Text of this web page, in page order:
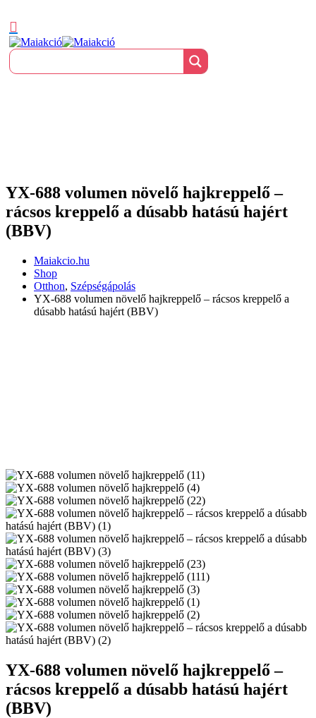
YX-688 volumen növelő hajkreppelő –
rácsos kreppelő a dúsabb hatású hajért
(BBV)
Maiakcio.hu
Shop
Otthon, Szépségápolás
YX-688 volumen növelő hajkreppelő – rácsos kreppelő a
dúsabb hatású hajért (BBV)
YX-688 volumen növelő hajkreppelő –
rácsos kreppelő a dúsabb hatású hajért
(BBV)